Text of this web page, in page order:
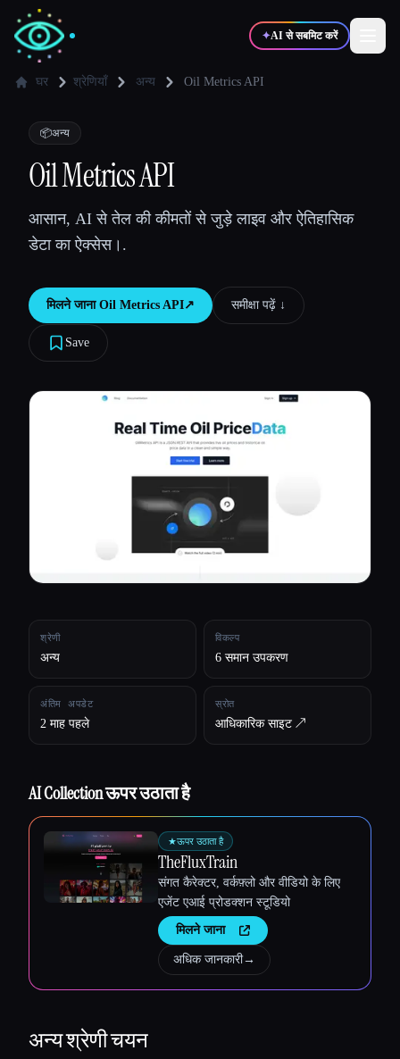
✦AI से सबमिट करें
✍️लेखक
💻
🎓 विद्यार्थी
ब्लॉग
टूल्स की तुलना करें
Esc
घर श्रेणियाँ अन्य Oil Metrics API
📦अन्य
Oil Metrics API
आसान, AI से तेल की कीमतों से जुड़े लाइव और ऐतिहासिक
डेटा का ऐक्सेस।.
मिलने जाना Oil Metrics API↗︎ समीक्षा पढ़ें ↓︎
Save
श्रेणी
अन्य
विकल्प
6 समान उपकरण
अंतिम अपडेट
2 माह पहले
स्रोत
आधिकारिक साइट ↗︎
AI Collection ऊपर उठाता है
★ऊपर उठाता है
TheFluxTrain
संगत कैरेक्टर, वर्कफ़्लो और वीडियो के लिए
एजेंट एआई प्रोडक्शन स्टूडियो
मिलने जाना
अधिक जानकारी→
अन्यश्रेणी चयन